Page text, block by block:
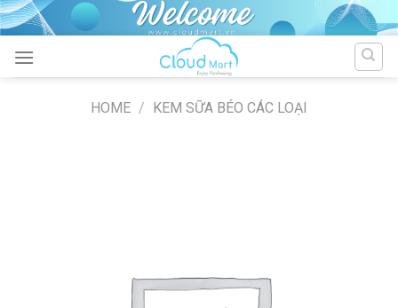
Skip
to
content
HOME / KEM SỮA BÉO CÁC LOẠI